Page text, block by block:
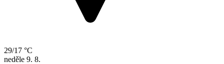
29/17 °C
neděle 9. 8.